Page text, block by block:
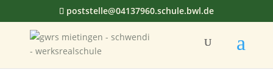
poststelle@04137960.schule.bwl.de